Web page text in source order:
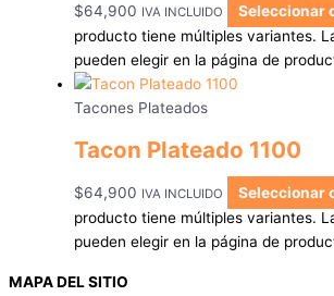
$64,900 IVA INCLUIDO Seleccionar
producto tiene múltiples variantes.
pueden elegir en la página de
Tacones Plateados
Tacon Plateado 1100
$64,900 IVA INCLUIDO Seleccionar
producto tiene múltiples variantes.
pueden elegir en la página de
MAPA DEL SITIO